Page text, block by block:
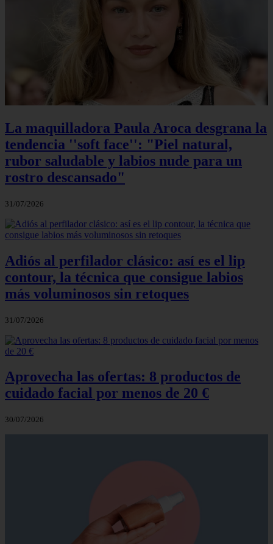
La maquilladora Paula Aroca desgrana la
tendencia ''soft face'': "Piel natural,
rubor saludable y labios nude para un
rostro descansado"
31/07/2026
Adiós al perfilador clásico: así es el lip
contour, la técnica que consigue labios
más voluminosos sin retoques
31/07/2026
Aprovecha las ofertas: 8 productos de
cuidado facial por menos de 20 €
30/07/2026